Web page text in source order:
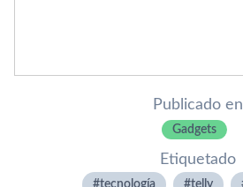
Publicado en
Gadgets
Etiquetado
tecnologí­a telly